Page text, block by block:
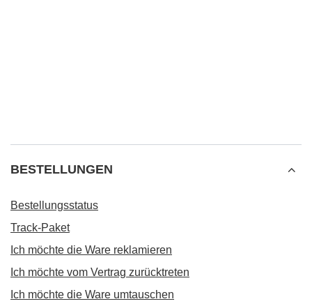
BESTELLUNGEN
Bestellungsstatus
Track-Paket
Ich möchte die Ware reklamieren
Ich möchte vom Vertrag zurücktreten
Ich möchte die Ware umtauschen